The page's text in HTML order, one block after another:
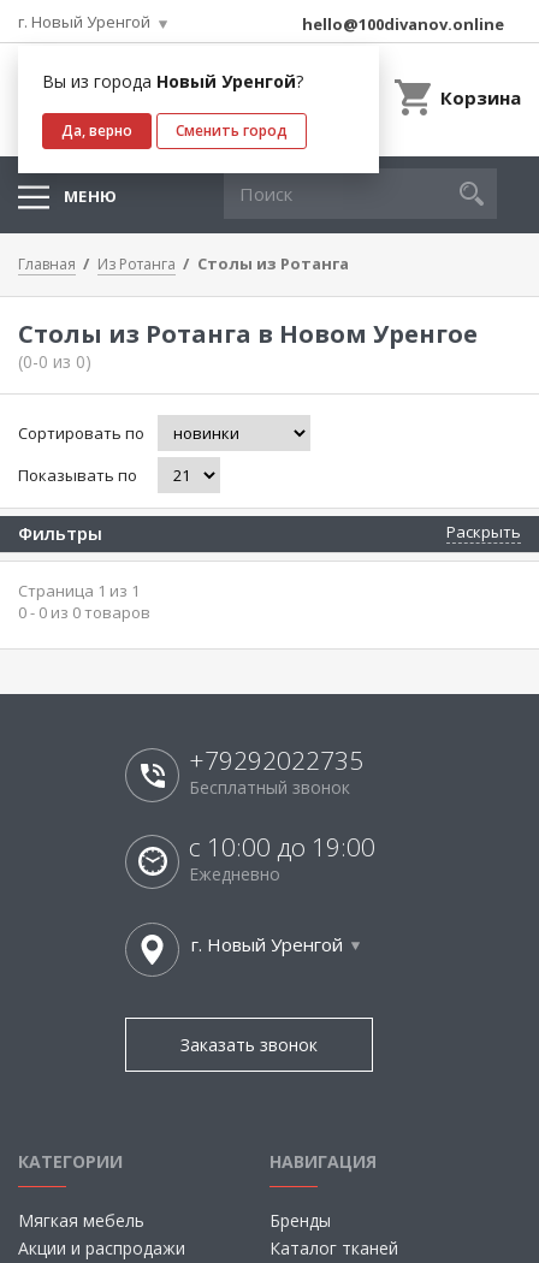
г. Новый Уренгой
Вы из города Новый Уренгой?
Да, верно Сменить город
hello@100divanov.online
Корзина
МЕНЮ
Главная Из Ротанга Столы из Ротанга
Столы из Ротанга в Новом Уренгое
(0-0 из 0)
Сортировать по
Показывать по
Фильтры Раскрыть
Страница 1 из 1
0 - 0 из 0 товаров
+79292022735
Бесплатный звонок
с 10:00 до 19:00
Ежедневно
г. Новый Уренгой
Заказать звонок
КАТЕГОРИИ
Мягкая мебель
Акции и распродажи
НАВИГАЦИЯ
Бренды
Каталог тканей